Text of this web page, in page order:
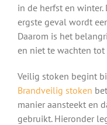
in de herfst en
ergste geval wordt
Daarom is het
en niet te wachten tot
Veilig stoken begint
Brandveilig stoken
manier aansteekt en
gebruikt. Hieronder